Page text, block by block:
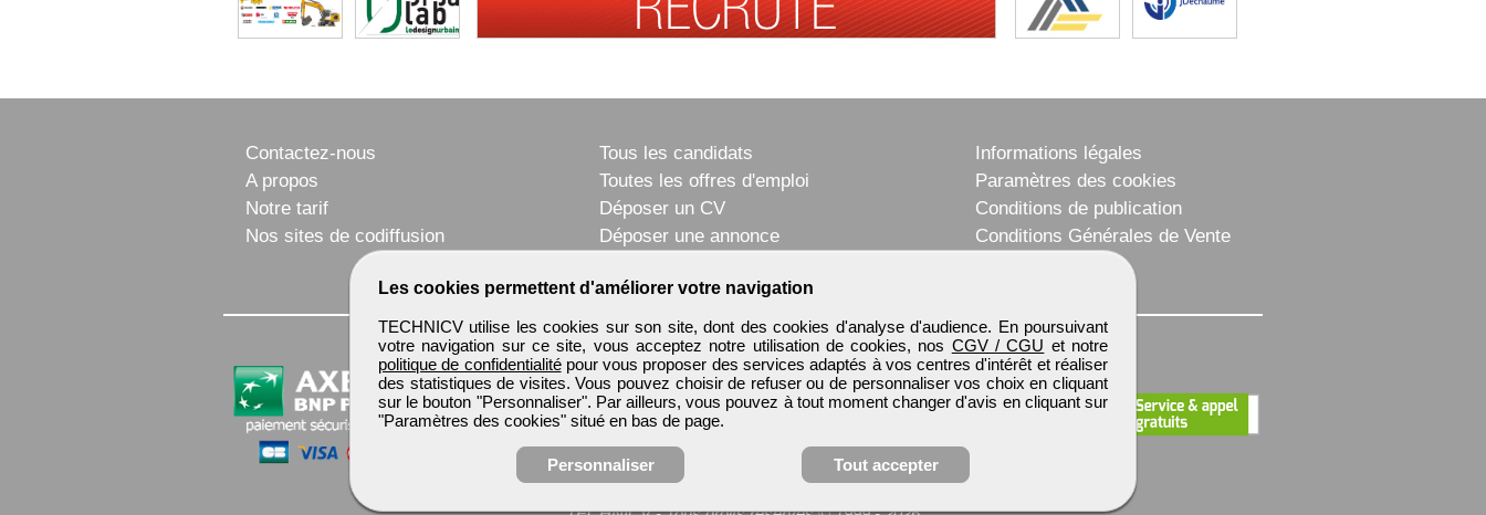
Les cookies permettent d'améliorer votre navigation
TECHNICV utilise les cookies sur son site, dont des cookies d'analyse d'audience. En poursuivant
votre navigation sur ce site, vous acceptez notre utilisation de cookies, nos CGV / CGU et notre
politique de confidentialitépour vous proposer des services adaptés à vos centres d'intérêt et réaliser
des statistiques de visites. Vous pouvez choisir de refuser ou de personnaliser vos choix en cliquant
sur le bouton "Personnaliser". Par ailleurs, vous pouvez à tout moment changer d'avis en cliquant sur
"Paramètres des cookies" situé en bas de page.
Personnaliser Tout accepter
Contactez-nous
A propos
Notre tarif
Nos sites de codiffusion
Tous les candidats
Toutes les offres d'emploi
Déposer un CV
Déposer une annonce
Informations légales
Paramètres des cookies
Conditions de publication
Conditions Générales de Vente